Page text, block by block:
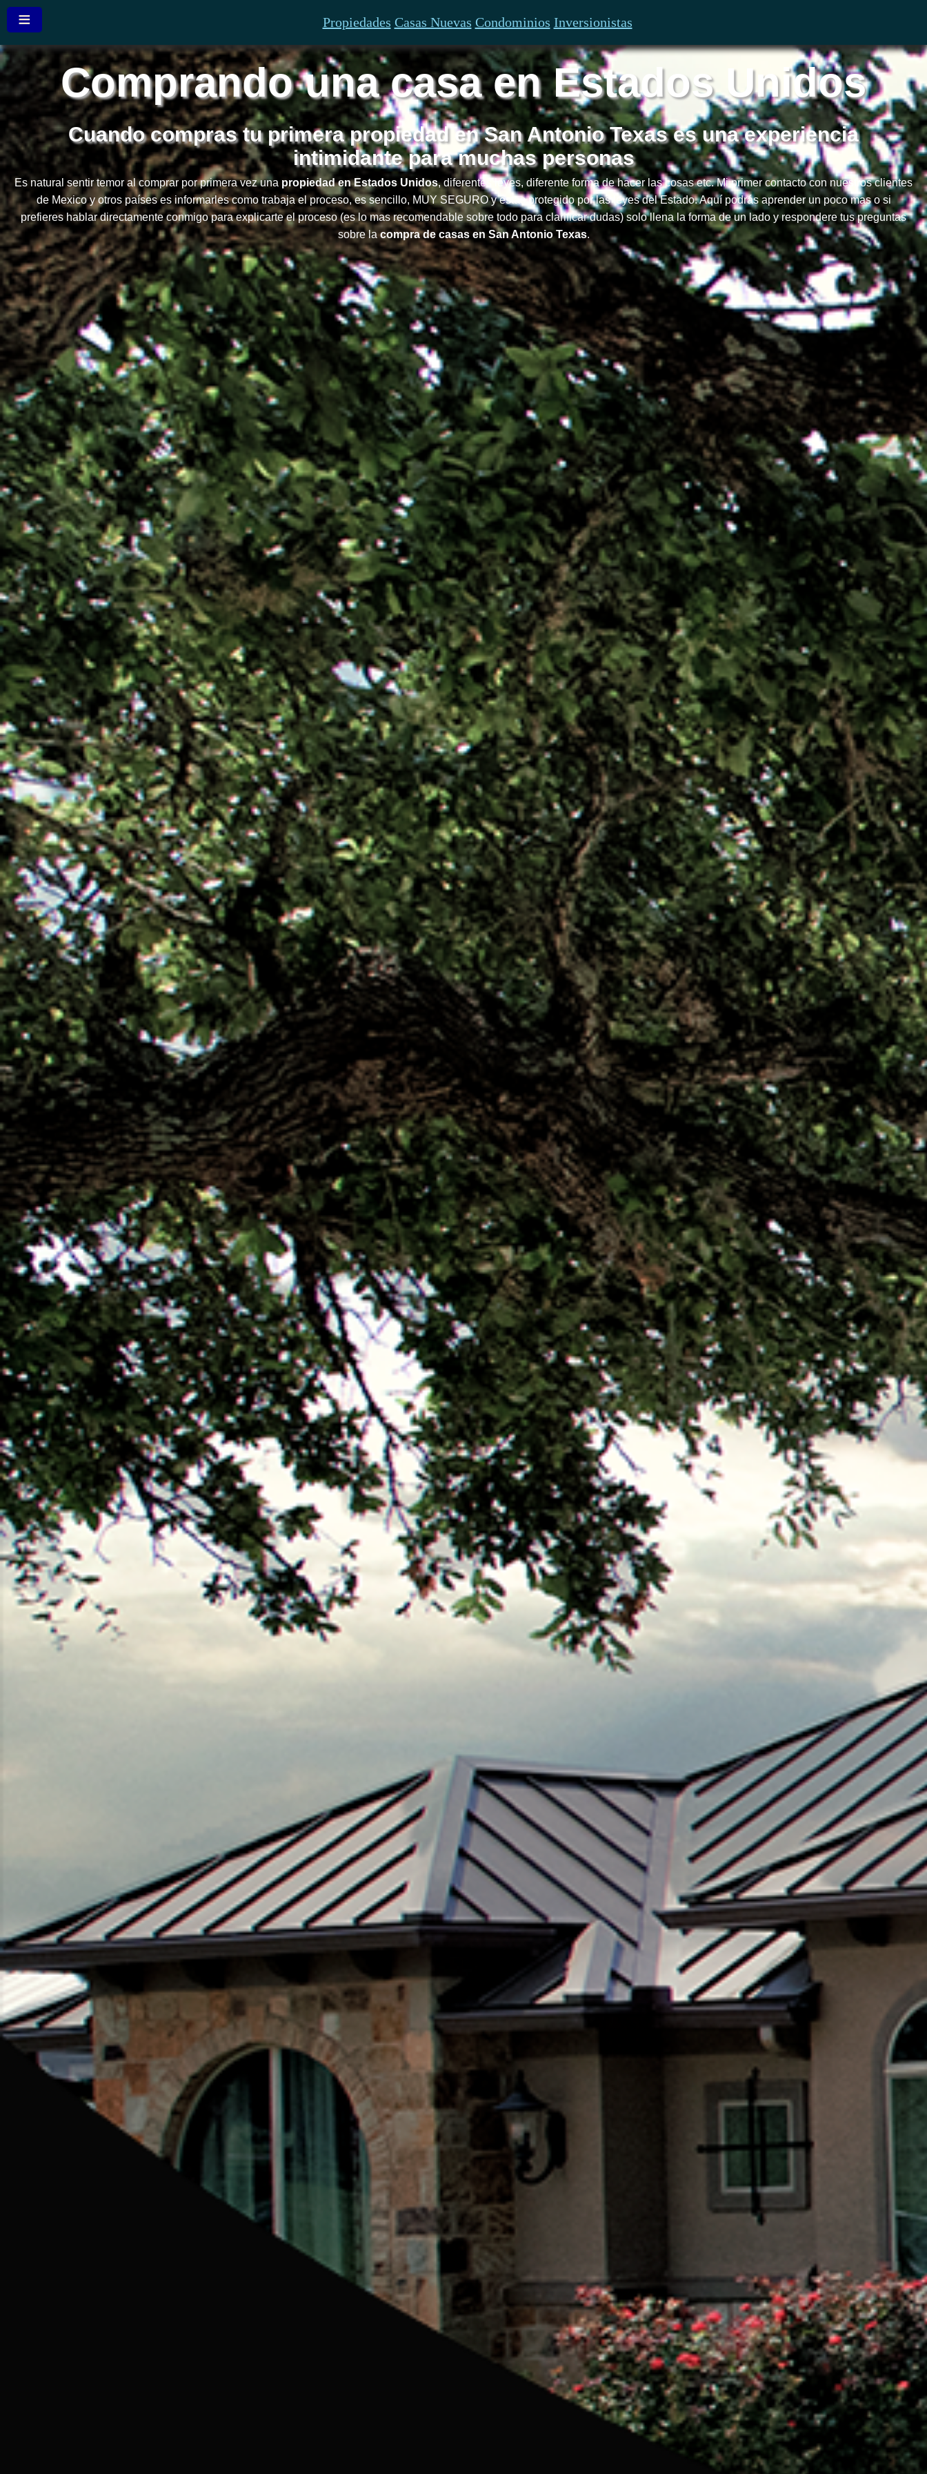
Propiedades Casas Nuevas Condominios Inversionistas
Comprando una casa en Estados Unidos
Cuando compras tu primera propiedad en San Antonio Texas es una experiencia
intimidante para muchas personas
Es natural sentir temor al comprar por primera vez una propiedad en Estados Unidos, diferentes leyes, diferente forma de hacer las cosas etc. Mi primer contacto con nuestros clientes
de Mexico y otros países es informarles como trabaja el proceso, es sencillo, MUY SEGURO y estas protegido por las leyes del Estado. Aquí podrás aprender un poco mas o si
prefieres hablar directamente conmigo para explicarte el proceso (es lo mas recomendable sobre todo para clarificar dudas) solo llena la forma de un lado y respondere tus preguntas
sobre lacompra de casas en San Antonio Texas.
≡